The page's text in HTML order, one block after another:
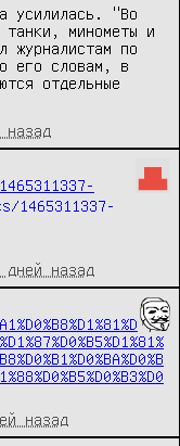
усилилась. "Во
танки, минометы и
журналистам по
его словам, в
отдельные
назад
дней назад
назад